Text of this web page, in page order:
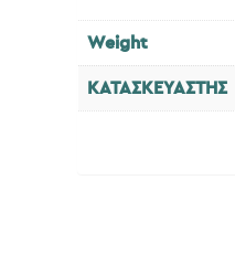
Weight
ΚΑΤΑΣΚΕΥΑΣΤΗΣ